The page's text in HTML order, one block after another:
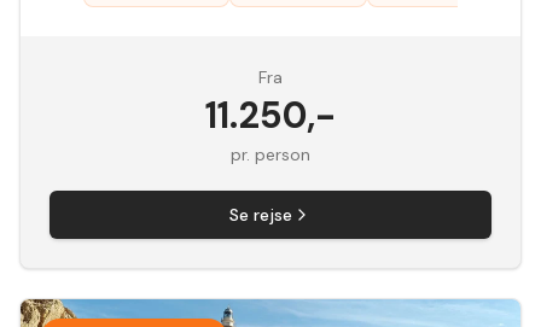
Fra
11.250,-
pr. person
Se rejse